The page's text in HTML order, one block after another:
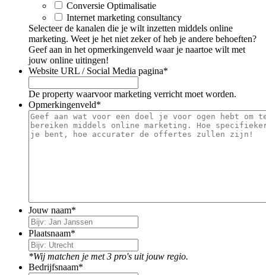
Conversie Optimalisatie
Internet marketing consultancy
Selecteer de kanalen die je wilt inzetten middels online
marketing. Weet je het niet zeker of heb je andere behoeften?
Geef aan in het opmerkingenveld waar je naartoe wilt met
jouw online uitingen!
Website URL / Social Media pagina*
De property waarvoor marketing verricht moet worden.
Opmerkingenveld*
Jouw naam*
Plaatsnaam*
*Wij matchen je met 3 pro's uit jouw regio.
Bedrijfsnaam*